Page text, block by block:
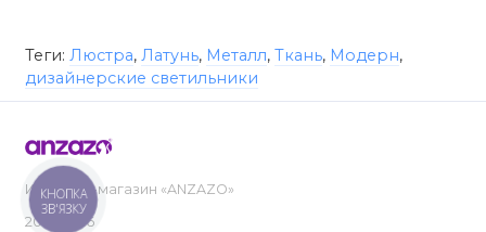
Теги: Люстра, Латунь, Металл, Ткань, Модерн,
дизайнерские светильники
Интернет-магазин «ANZAZO»
2019-2026
КНОПКА
ЗВ'ЯЗКУ